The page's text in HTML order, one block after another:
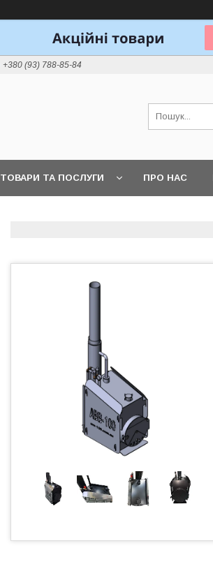
+380 (93) 788-85-84
ТОВАРИ ТА ПОСЛУГИ ПРО НАС